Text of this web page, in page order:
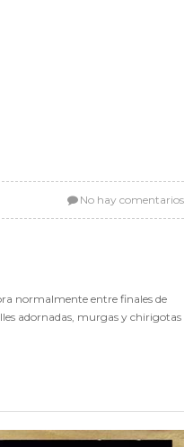
No hay comentarios
normalmente entre finales de
adornadas, murgas y chirigotas